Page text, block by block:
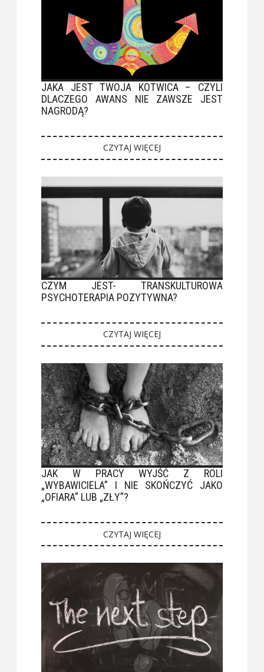
JAKA JEST TWOJA KOTWICA – CZYLI
DLACZEGO AWANS NIE ZAWSZE JEST
NAGRODĄ?
CZYTAJ WIĘCEJ
CZYM JEST- TRANSKULTUROWA
PSYCHOTERAPIA POZYTYWNA?
CZYTAJ WIĘCEJ
JAK W PRACY WYJŚĆ Z ROLI
„WYBAWICIELA” I NIE SKOŃCZYĆ JAKO
„OFIARA” LUB „ZŁY”?
CZYTAJ WIĘCEJ